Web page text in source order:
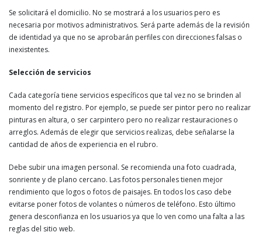
Se solicitará el domicilio. No se mostrará a los usuarios pero es
necesaria por motivos administrativos. Será parte además de la revisión
de identidad ya que no se aprobarán perfiles con direcciones falsas o
inexistentes.
Selección de servicios
Cada categoría tiene servicios específicos que tal vez no se brinden al
momento del registro. Por ejemplo, se puede ser pintor pero no realizar
pinturas en altura, o ser carpintero pero no realizar restauraciones o
arreglos. Además de elegir que servicios realizas, debe señalarse la
cantidad de años de experiencia en el rubro.
Debe subir una imagen personal. Se recomienda una foto cuadrada,
sonriente y de plano cercano. Las fotos personales tienen mejor
rendimiento que logos o fotos de paisajes. En todos los caso debe
evitarse poner fotos de volantes o números de teléfono. Esto último
genera desconfianza en los usuarios ya que lo ven como una falta a las
reglas del sitio web.